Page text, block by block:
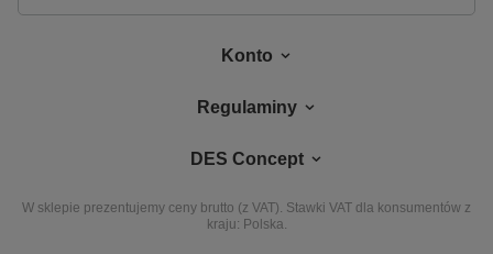
Konto
Regulaminy
DES Concept
W sklepie prezentujemy ceny brutto (z VAT). Stawki VAT dla konsumentów z
kraju: Polska.